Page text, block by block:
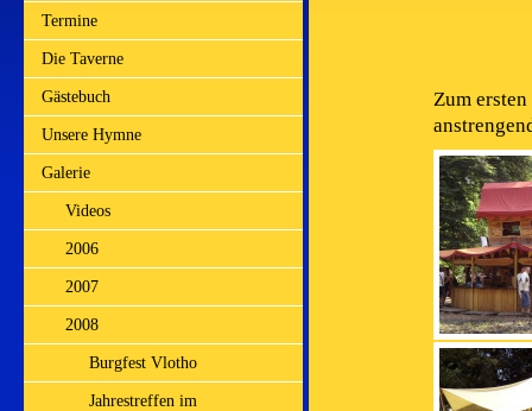
Termine
Die Taverne
Gästebuch
Unsere Hymne
Galerie
Videos
2006
2007
2008
Burgfest Vlotho
Jahrestreffen im
Zum